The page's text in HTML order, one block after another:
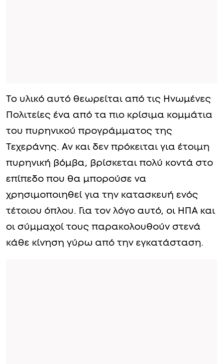
Το υλικό αυτό θεωρείται από τις Ηνωμένες
Πολιτείες ένα από τα πιο κρίσιμα κομμάτια
του πυρηνικού προγράμματος της
Τεχεράνης. Αν και δεν πρόκειται για έτοιμη
πυρηνική βόμβα, βρίσκεται πολύ κοντά στο
επίπεδο που θα μπορούσε να
χρησιμοποιηθεί για την κατασκευή ενός
τέτοιου όπλου. Για τον λόγο αυτό, οι ΗΠΑ και
οι σύμμαχοί τους παρακολουθούν στενά
κάθε κίνηση γύρω από την εγκατάσταση.